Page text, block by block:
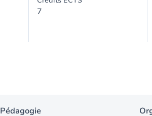
7
Pédagogie